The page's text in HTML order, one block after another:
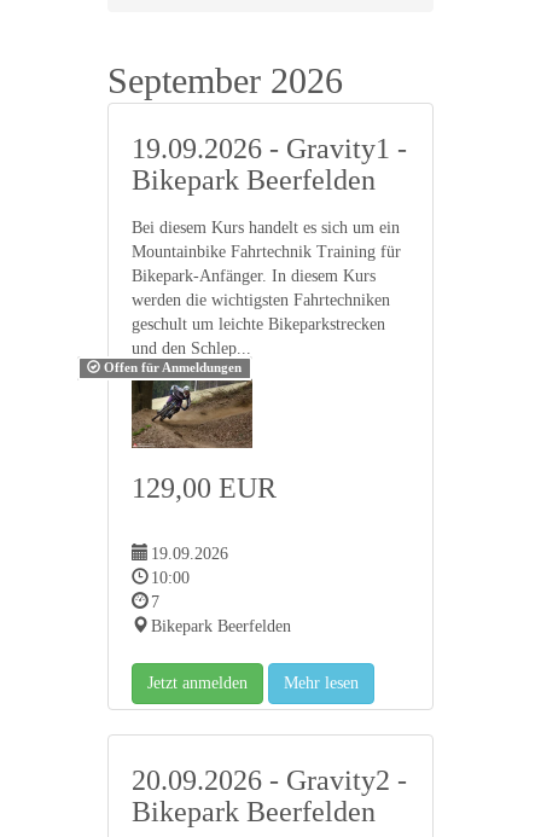
September 2026
19.09.2026 - Gravity1 -
Bikepark Beerfelden
Bei diesem Kurs handelt es sich um ein
Mountainbike Fahrtechnik Training für
Bikepark-Anfänger. In diesem Kurs
werden die wichtigsten Fahrtechniken
geschult um leichte Bikeparkstrecken
und den Schlep...
Offen für Anmeldungen
129,00 EUR
19.09.2026
10:00
7
Bikepark Beerfelden
Jetzt anmelden Mehr lesen
20.09.2026 - Gravity2 -
Bikepark Beerfelden